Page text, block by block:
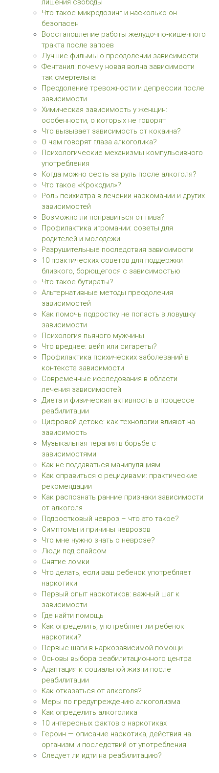
лишения свободы
Что такое микродозинг и насколько он
безопасен
Восстановление работы желудочно‑кишечного
тракта после запоев
Лучшие фильмы о преодолении зависимости
Фентанил: почему новая волна зависимости
так смертельна
Преодоление тревожности и депрессии после
зависимости
Химическая зависимость у женщин:
особенности, о которых не говорят
Что вызывает зависимость от кокаина?
О чем говорят глаза алкоголика?
Психологические механизмы компульсивного
употребления
Когда можно сесть за руль после алкоголя?
Что такое «Крокодил»?
Роль психиатра в лечении наркомании и других
зависимостей
Возможно ли поправиться от пива?
Профилактика игромании: советы для
родителей и молодежи
Разрушительные последствия зависимости
10 практических советов для поддержки
близкого, борющегося с зависимостью
Что такое бутираты?
Альтернативные методы преодоления
зависимостей
Как помочь подростку не попасть в ловушку
зависимости
Психология пьяного мужчины
Что вреднее: вейп или сигареты?
Профилактика психических заболеваний в
контексте зависимости
Современные исследования в области
лечения зависимостей
Диета и физическая активность в процессе
реабилитации
Цифровой детокс: как технологии влияют на
зависимость
Музыкальная терапия в борьбе с
зависимостями
Как не поддаваться манипуляциям
Как справиться с рецидивами: практические
рекомендации
Как распознать ранние признаки зависимости
от алкоголя
Подростковый невроз – что это такое?
Симптомы и причины неврозов
Что мне нужно знать о неврозе?
Люди под спайсом
Снятие ломки
Что делать, если ваш ребенок употребляет
наркотики
Первый опыт наркотиков: важный шаг к
зависимости
Где найти помощь
Как определить, употребляет ли ребенок
наркотики?
Первые шаги в наркозависимой помощи
Основы выбора реабилитационного центра
Адаптация к социальной жизни после
реабилитации
Как отказаться от алкоголя?
Меры по предупреждению алкоголизма
Как определить алкоголика
10 интересных фактов о наркотиках
Героин — описание наркотика, действия на
организм и последствий от употребления
Следует ли идти на реабилитацию?